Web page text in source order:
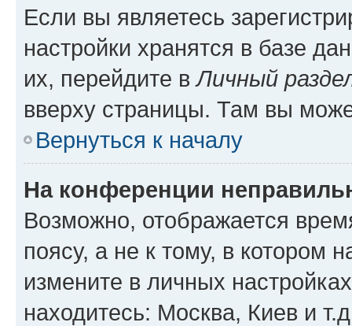
Если вы являетесь
настройки хранятся в базе
их, перейдите вЛичный
вверху страницы. Там вы
Вернуться к началу
На конференции
Возможно, отображается
поясу, а не к тому, в котором
измените в личных
находитесь: Москва, Киев и